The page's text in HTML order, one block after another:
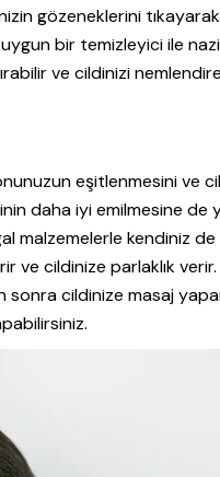
gözeneklerini
bir temizleyici ile
ve cildinizi
eşitlenmesini ve
daha iyi emilmesine de
kendiniz de
ve cildinize parlaklık
sonra cildinize masaj